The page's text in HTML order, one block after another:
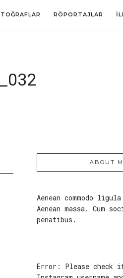
RÖPORTAJLAR
ABOUT
Aenean commodo
Aenean massa. Cum
penatibus.
Error: Please check